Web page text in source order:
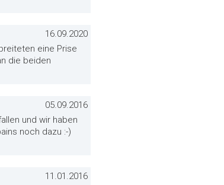
16.09.2020
eine Prise
die beiden
05.09.2016
und wir haben
noch dazu :-)
11.01.2016